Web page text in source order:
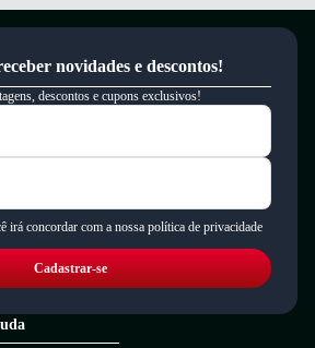
novidades e descontos!
descontos e cupons exclusivos!
irá concordar com a nossa política de privacidade
Cadastrar-se